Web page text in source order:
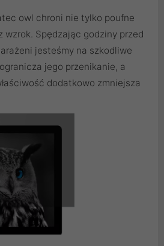
owl chroni nie tylko poufne
wzrok. Spędzając godziny przed
jesteśmy na szkodliwe
jego przenikanie, a
dodatkowo zmniejsza